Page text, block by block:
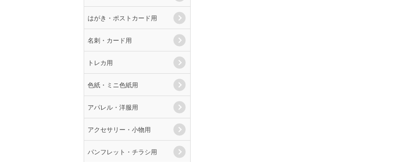
はがき・ポストカード用
名刺・カード用
トレカ用
色紙・ミニ色紙用
アパレル・洋服用
アクセサリー・小物用
パンフレット・チラシ用